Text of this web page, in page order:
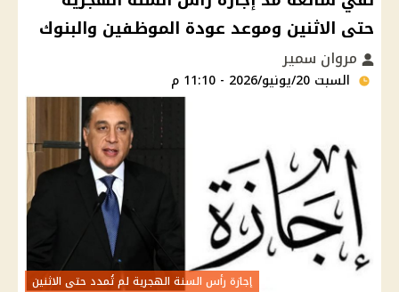
حتى الاثنين وموعد عودة الموظفين والبنوك
مروان سمير
السبت 20/يونيو/2026 - 11:10 م
إجازة رأس السنة الهجرية لم تُمدد حتى الاثنين